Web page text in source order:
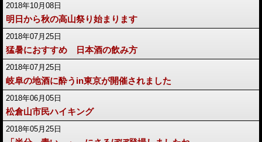
2018年10月08日
明日から秋の高山祭り始まります
2018年07月25日
猛暑におすすめ 日本酒の飲み方
2018年07月25日
岐阜の地酒に酔うin東京が開催されました
2018年06月05日
松倉山市民ハイキング
2018年05月25日